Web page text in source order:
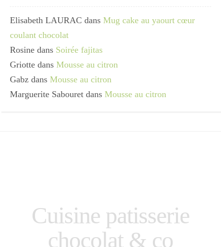
Elisabeth LAURAC dans Mug cake au yaourt cœur
coulant chocolat
Rosine dans Soirée fajitas
Griotte dans Mousse au citron
Gabz dans Mousse au citron
Marguerite Sabouret dans Mousse au citron
Cuisine patisserie
chocolat & co